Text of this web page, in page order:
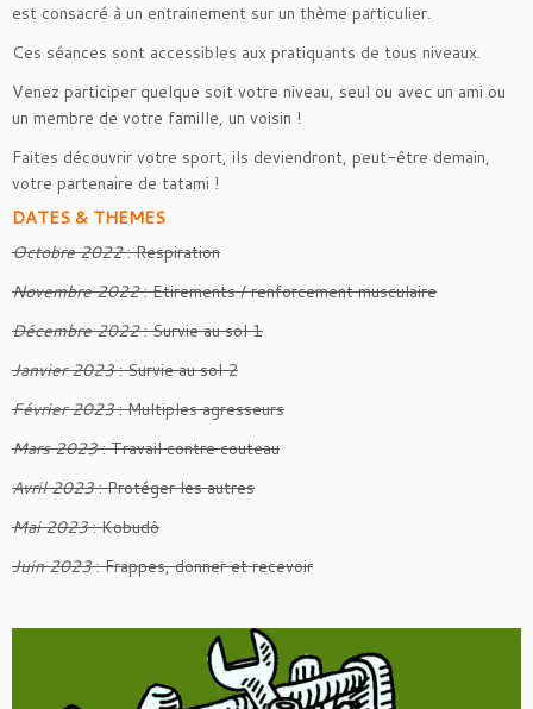
est consacré à un entrainement sur un thème particulier.
Ces séances sont accessibles aux pratiquants de tous niveaux.
Venez participer quelque soit votre niveau, seul ou avec un ami ou
un membre de votre famille, un voisin !
Faites découvrir votre sport, ils deviendront, peut-être demain,
votre partenaire de tatami !
DATES & THEMES
Octobre 2022: Respiration
Novembre 2022: Etirements / renforcement musculaire
Décembre 2022: Survie au sol 1
Janvier 2023: Survie au sol 2
Février 2023: Multiples agresseurs
Mars 2023: Travail contre couteau
Avril 2023: Protéger les autres
Mai 2023: Kobudô
Juin 2023: Frappes, donner et recevoir